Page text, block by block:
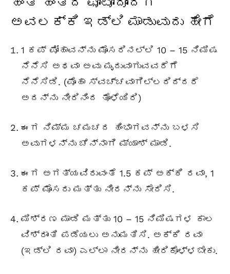
ಅವಲಕ್ಕಿ ಇಡ್ಲಿ ಮಾಡುವುದು ಹೇಗೆ
1 ಕಪ್ ಪೋಹಾವನ್ನು ಮೊಸರಿನಲ್ಲಿ 10 – 15 ನಿಮಿಷ
ನೆನೆಸಿ ಅಥವಾ ಅವು ಮೃದುವಾಗುವವರೆಗೆ
ನೆನೆಸಿಡಿ. (ಪೊಹಾ ಸ್ವಚ್ಚವಾಗಿಲ್ಲದಿದ್ದರೆ
ಅದನ್ನು ನೀರಿನಿಂದ ತೊಳೆಯಿರಿ)
ಈಗ ನಿಮ್ಮ ಚಮಚದ ಹಿಂಭಾಗವನ್ನು ಬಳಸಿ
ಅವುಗಳನ್ನು ಚೆನ್ನಾಗಿ ಮ್ಯಾಶ್ ಮಾಡಿ.
ಈಗ ಅಗತ್ಯವಿರುವಂತೆ 1.5 ಕಪ್ ಅಕ್ಕಿ ರವಾ, 1
ಕಪ್ ಮೊಸರು ಮತ್ತು ನೀರನ್ನು ಸೇರಿಸಿ.
ಮಿಶ್ರಣ ಮಾಡಿ ಮತ್ತು 10 – 15 ನಿಮಿಷಗಳ ಕಾಲ
ವಿಶ್ರಾಂತಿ ಪಡೆಯಲು ಅನುಮತಿಸಿ. ಅಕ್ಕಿ ರವಾ
(ಇಡ್ಲಿ ರವಾ) ಎಲ್ಲಾ ನೀರನ್ನು ಹೀರಿಕೊಳ್ಳಬೇಕು.